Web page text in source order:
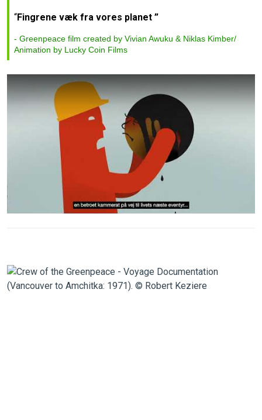
“Fingrene væk fra vores planet
Greenpeace film created by Vivian Awuku & Niklas Kimber/
Animation by Lucky Coin Films